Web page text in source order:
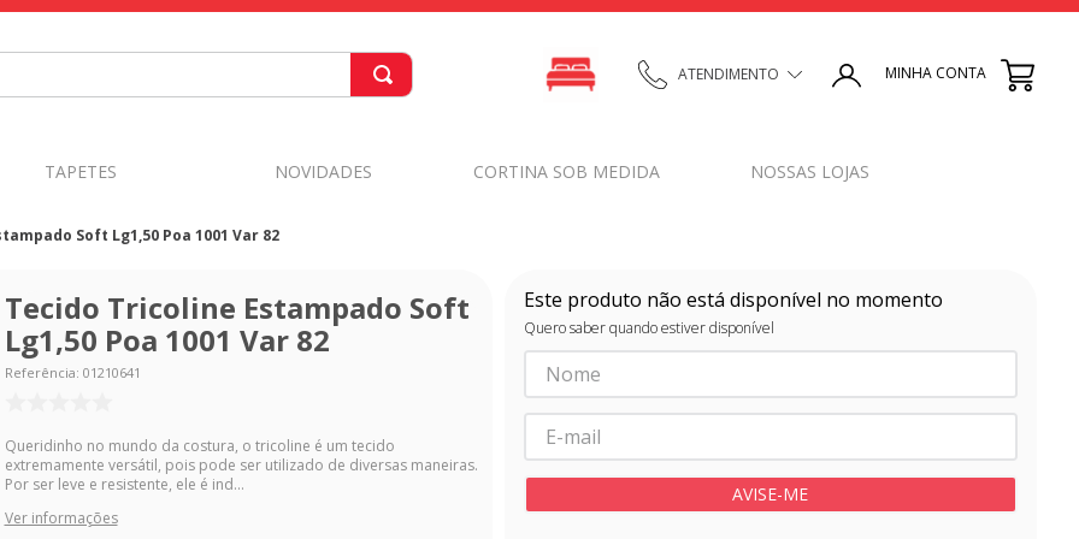
ATENDIMENTO MINHA CONTA
TAPETES NOVIDADES CORTINA SOB MEDIDA NOSSAS LOJAS
Soft Lg1,50 Poa 1001 Var 82
Tecido Tricoline Estampado Soft
Lg1,50 Poa 1001 Var 82
Referência: 01210641
Queridinho no mundo da costura, o tricoline é um tecido
extremamente versátil, pois pode ser utilizado de diversas maneiras.
Por ser leve e resistente, ele é ind...
Ver informações
Este produto não está disponível no momento
Quero saber quando estiver disponível